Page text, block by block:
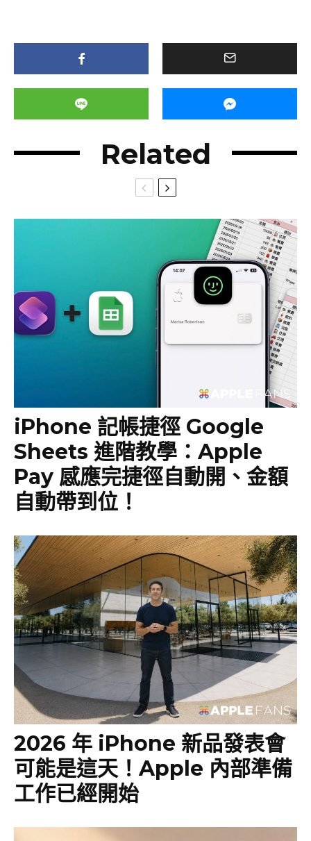
Related
iPhone 記帳捷徑 Google
Sheets 進階教學：Apple
Pay 感應完捷徑自動開、金額
自動帶到位！
2026 年 iPhone 新品發表會
可能是這天！Apple 內部準備
工作已經開始